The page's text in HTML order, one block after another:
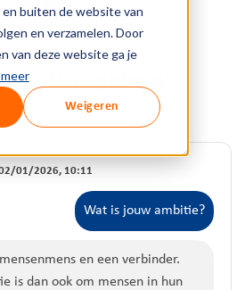
buiten de website van
en verzamelen. Door
van deze website ga je
Weigeren
GER DEKKER
01/2026, 10:11
Wat is jouw ambitie?
en een verbinder.
is dan ook om mensen in hun